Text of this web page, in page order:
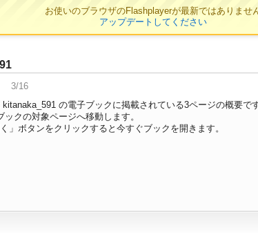
3/16
の電子ブックに掲載されている3ページの概要です
ックの対象ページへ移動します。
く」ボタンをクリックすると今すぐブックを開きます。
お使いのブラウザのFlashplayerが最新ではありませ
アップデートしてください